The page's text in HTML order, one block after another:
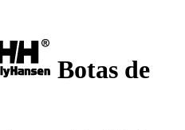
Botas de